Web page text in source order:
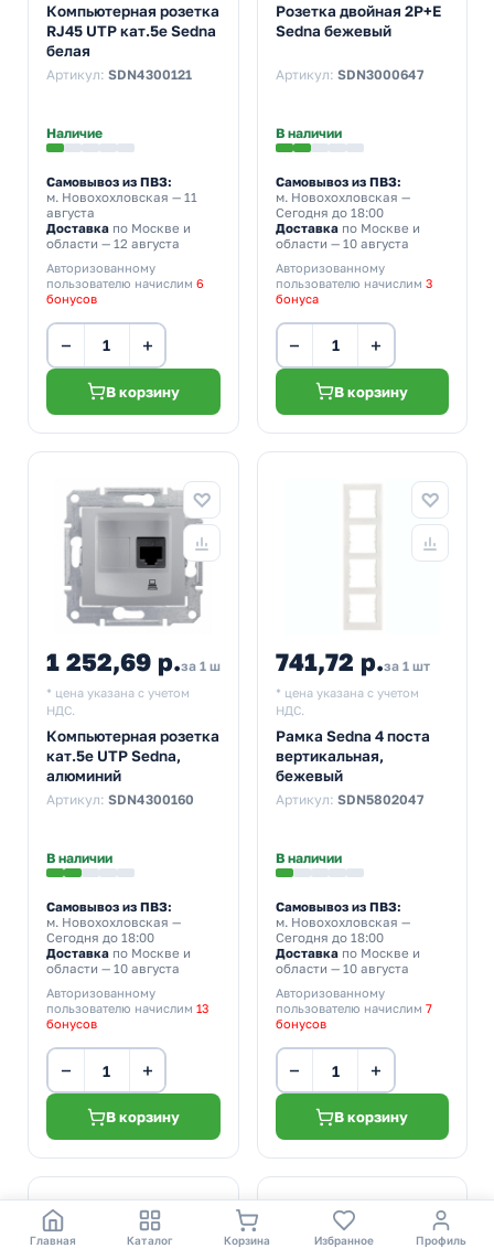
Компьютерная розетка
RJ45 UTP кат.5е Sedna
белая
Артикул: SDN4300121
Наличие
Самовывоз из ПВЗ:
м. Новохохловская — 11
августа
Доставка по Москве и
области — 12 августа
Авторизованному
пользователю начислим 6
бонусов
− +
В корзину
Розетка двойная 2Р+Е
Sedna бежевый
Артикул: SDN3000647
В наличии
Самовывоз из ПВЗ:
м. Новохохловская —
Сегодня до 18:00
Доставкапо Москве и
области — 10 августа
Авторизованному
пользователю начислим 3
бонуса
− +
В корзину
1 252,69 р.за 1 шт
* цена указана с учетом
НДС.
Компьютерная розетка
кат.5е UTP Sedna,
алюминий
Артикул: SDN4300160
В наличии
Самовывоз из ПВЗ:
м. Новохохловская —
Сегодня до 18:00
Доставка по Москве и
области — 10 августа
Авторизованному
пользователю начислим 13
бонусов
− +
В корзину
741,72 р.за 1 шт
* цена указана с учетом
НДС.
Рамка Sedna 4 поста
вертикальная,
бежевый
Артикул: SDN5802047
В наличии
Самовывоз из ПВЗ:
м. Новохохловская —
Сегодня до 18:00
Доставкапо Москве и
области — 10 августа
Авторизованному
пользователю начислим 7
бонусов
− +
В корзину
Главная Каталог Корзина Избранное Профиль